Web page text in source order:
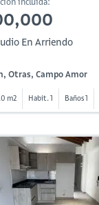
En Arriendo
Otras, Campo Amor
m2 Habit. 1 Baños 1